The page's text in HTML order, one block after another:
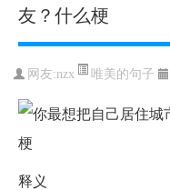
友？什么梗
网友:nzx 唯美的句子
释义